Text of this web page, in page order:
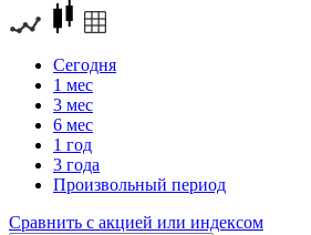
Сегодня
1 мес
3 мес
6 мес
1 год
3 года
Произвольный период
Сравнить с акцией или индексом